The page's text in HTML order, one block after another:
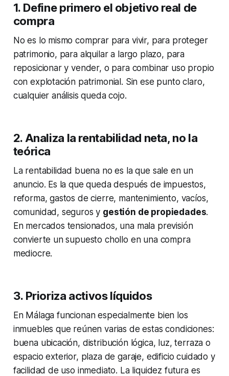
1. Define primero el objetivo real de
compra
No es lo mismo comprar para vivir, para proteger
patrimonio, para alquilar a largo plazo, para
reposicionar y vender, o para combinar uso propio
con explotación patrimonial. Sin ese punto claro,
cualquier análisis queda cojo.
2. Analiza la rentabilidad neta, no la
teórica
La rentabilidad buena no es la que sale en un
anuncio. Es la que queda después de impuestos,
reforma, gastos de cierre, mantenimiento, vacíos,
comunidad, seguros y gestión de propiedades.
En mercados tensionados, una mala previsión
convierte un supuesto chollo en una compra
mediocre.
3. Prioriza activos líquidos
En Málaga funcionan especialmente bien los
inmuebles que reúnen varias de estas condiciones:
buena ubicación, distribución lógica, luz, terraza o
espacio exterior, plaza de garaje, edificio cuidado y
facilidad de uso inmediato. La liquidez futura es